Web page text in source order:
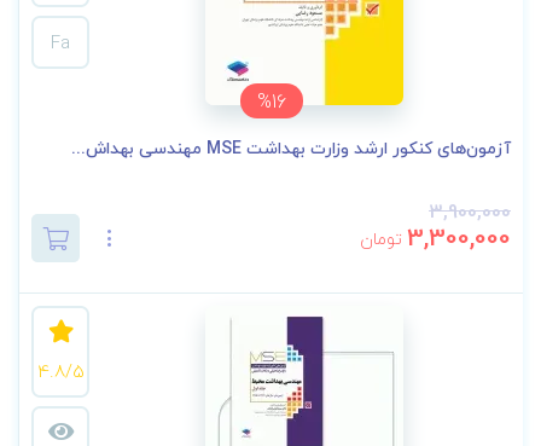
%16
Fa
آزمون‌های کنکور ارشد وزارت بهداشت MSE مهندسی بهداش...
3,900,000
3,300,000 تومان
4.8/5